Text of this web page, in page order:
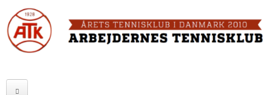
to
main
FORSIDE